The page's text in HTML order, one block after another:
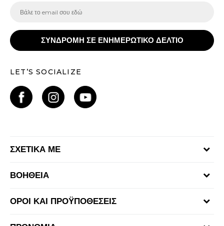
ΣΥΝΔΡΟΜΗ ΣΕ ΕΝΗΜΕΡΩΤΙΚΟ ΔΕΛΤΙΟ
LET’S SOCIALIZE
ΣΧΕΤΙΚΑ ΜΕ
Καταστήματα
ΒΟΗΘΕΙΑ
Αποστολή & Παράδοση
ΟΡΟΙ ΚΑΙ ΠΡΟΫΠΟΘΕΣΕΙΣ